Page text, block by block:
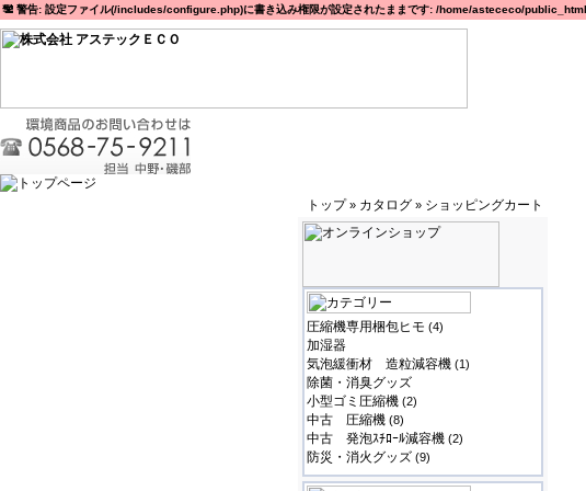
警告: 設定ファイル(/includes/configure.php)に書き込み権限が設定されたままです: /home/astececo/
トップ» カタログ » ショッピングカート
圧縮機専用梱包ヒモ (4)
加湿器
気泡緩衝材 造粒減容機 (1)
除菌・消臭グッズ
小型ゴミ圧縮機 (2)
中古 圧縮機 (8)
中古 発泡ｽﾁﾛｰﾙ減容機 (2)
防災・消火グッズ (9)